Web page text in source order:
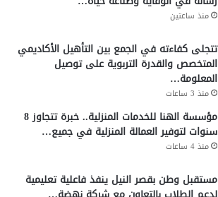
منذ ساعتين
تتجلى كفاءته في الجمع بين التأهيل الأكاديمي
المتخصص والقدرة التربوية على توصيل
المعلومة…
منذ 3 ساعات
مؤسسة الهنا للخدمات المنزلية.. خبرة تتجاوز 8
سنوات لتوفير العمالة المنزلية في جميع…
منذ 4 ساعات
مستقبل وطن بقصر النيل ينفذ فاعلية تعليمية